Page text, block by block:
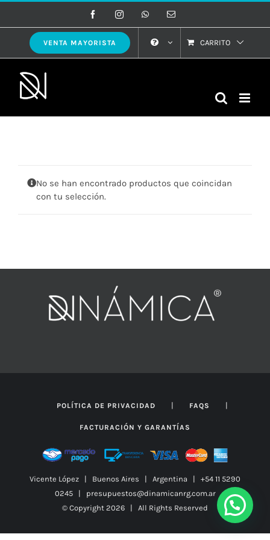
al
contenido
FacebookInstagramWhatsAppCorreo
VENTA MAYORISTA CARRITO
No se han encontrado productos que coincidan
con tu selección.
POLÍTICA DE PRIVACIDAD | FAQS |
FACTURACIÓN Y GARANTÍAS
Vicente López | Buenos Aires | Argentina | +54 11 5290
0245 | presupuestos@dinamicanrg.com.ar
© Copyright 2026 | All Rights Reserved